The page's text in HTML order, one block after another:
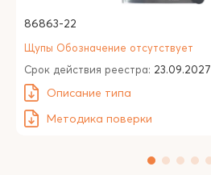
86863-22
Щупы Обозначение отсутствует
Срок действия реестра: 23.09.2027
Описание типа
Методика поверки